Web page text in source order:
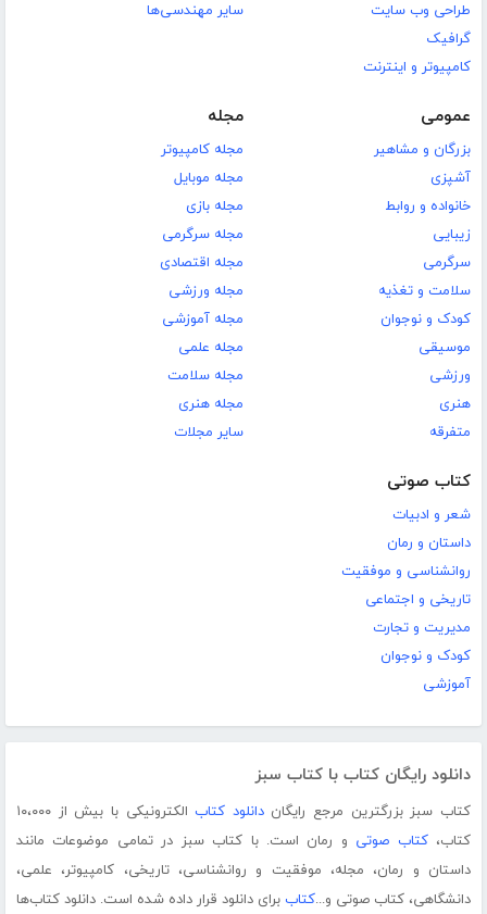
طراحی وب سایت
گرافیک
کامپیوتر و اینترنت
سایر مهندسی‌ها
عمومی
بزرگان و مشاهیر
آشپزی
خانواده و روابط
زیبایی
سرگرمی
سلامت و تغذیه
کودک و نوجوان
موسیقی
ورزشی
هنری
متفرقه
مجله
مجله کامپیوتر
مجله موبایل
مجله بازی
مجله سرگرمی
مجله اقتصادی
مجله ورزشی
مجله آموزشی
مجله علمی
مجله سلامت
مجله هنری
سایر مجلات
کتاب صوتی
شعر و ادبیات
داستان و رمان
روانشناسی و موفقیت
تاریخی و اجتماعی
مدیریت و تجارت
کودک و نوجوان
آموزشی
دانلود رایگان کتاب با کتاب سبز
کتاب سبز بزرگترین مرجع رایگاندانلود کتاب
الکترونیکی با بیش از ۱۰،۰۰۰
کتاب،کتاب صوتی و رمان است. با کتاب سبز در تمامی موضوعات مانند
داستان و رمان، مجله، موفقیت و روانشناسی، تاریخی، کامپیوتر، علمی،
دانشگاهی، کتاب صوتی و...کتاب برای دانلود قرار داده شده است. دانلود کتاب‌ها